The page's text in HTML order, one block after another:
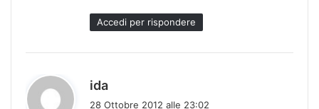
Accedi per rispondere
ida
28 Ottobre 2012 alle 23:02